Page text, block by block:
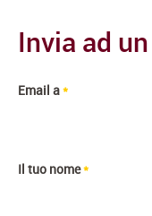
Invia ad
Email a*
Il tuo nome*